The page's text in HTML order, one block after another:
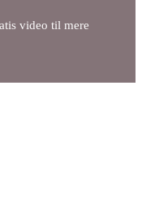
video til mere